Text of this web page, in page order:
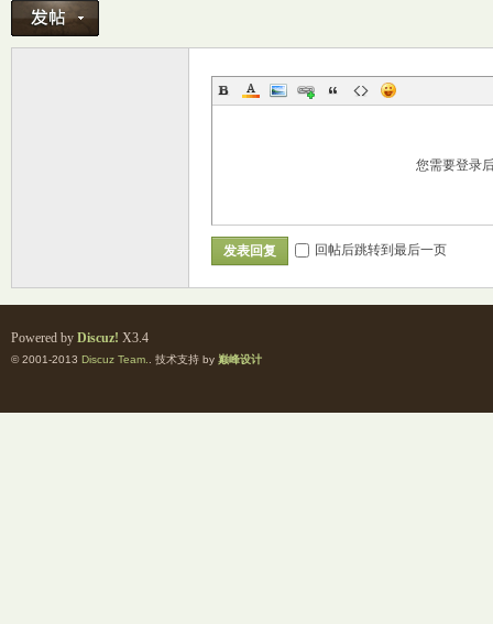
您需要登录
发表回复 回帖后跳转到最后一页
Powered by Discuz! X3.4
© 2001-2013 Discuz Team. . 技术支持 by 巅峰设计